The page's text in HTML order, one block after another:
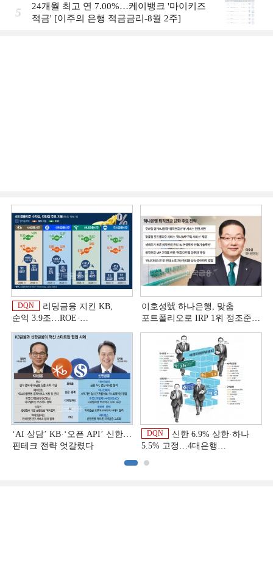
5
24개월 최고 연 7.00%…케이뱅크 '마이키즈
적금' [이주의 은행 적금금리-8월 2주]
DQN
리딩금융 지킨 KB,
순익 3.9조…ROE·
상반기 금융 리그테이블]
이호성號 하나은행, 맞춤
포트폴리오로 IRP 1위 정조준
‘AI 상담’ KB·‘오픈 API’ 신한…
핀테크 전략 엇갈렸다
DQN
신한 6.9% 상한·하나
5.5% 고정…4대은행